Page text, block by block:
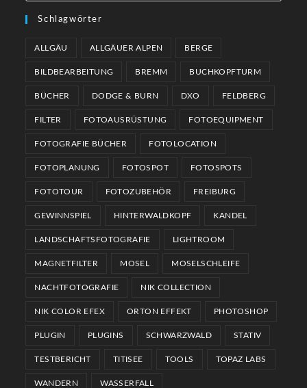
Schlagwörter
ALLGÄU ALLGÄUER ALPEN BERGE
BILDBEARBEITUNG BREMM BUCHKOPFTURM
BÜCHER DODGE & BURN DXO FELDBERG
FILTER FOTOAUSRÜSTUNG FOTOEQUIPMENT
FOTOGRAFIE BÜCHER FOTOLOCATION
FOTOPLANUNG FOTOSPOT FOTOSPOTS
FOTOTOUR FOTOZUBEHÖR FREIBURG
GEWINNSPIEL HINTERWALDKOPF KANDEL
LANDSCHAFTSFOTOGRAFIE LIGHTROOM
MAGNETFILTER MOSEL MOSELSCHLEIFE
NACHTFOTOGRAFIE NIK COLLECTION
NIK COLOR EFEX ORTON EFFEKT PHOTOSHOP
PLUGIN PLUGINS SCHWARZWALD STATIV
TESTBERICHT TITISEE TOOLS TOPAZ LABS
WANDERN WASSERFALL